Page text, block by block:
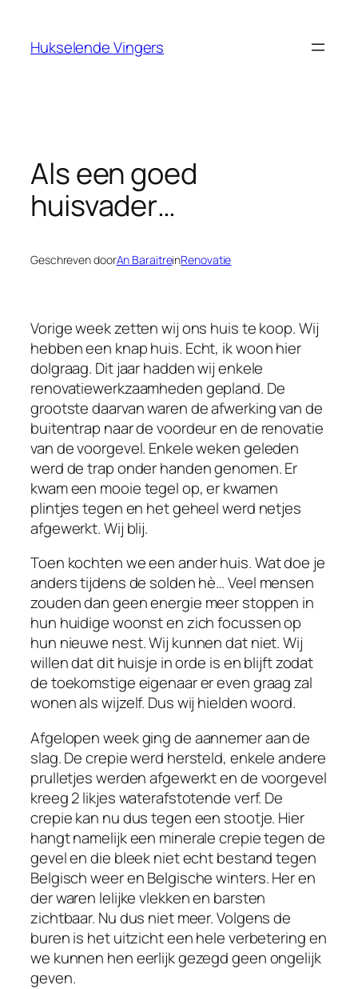
Hukselende Vingers
Als een goed
huisvader…
Geschreven doorAn BaraitreinRenovatie
Vorige week zetten wij ons huis te koop. Wij
hebben een knap huis. Echt, ik woon hier
dolgraag. Dit jaar hadden wij enkele
renovatiewerkzaamheden gepland. De
grootste daarvan waren de afwerking van de
buitentrap naar de voordeur en de renovatie
van de voorgevel. Enkele weken geleden
werd de trap onder handen genomen. Er
kwam een mooie tegel op, er kwamen
plintjes tegen en het geheel werd netjes
afgewerkt. Wij blij.
Toen kochten we een ander huis. Wat doe je
anders tijdens de solden hè… Veel mensen
zouden dan geen energie meer stoppen in
hun huidige woonst en zich focussen op
hun nieuwe nest. Wij kunnen dat niet. Wij
willen dat dit huisje in orde is en blijft zodat
de toekomstige eigenaar er even graag zal
wonen als wijzelf. Dus wij hielden woord.
Afgelopen week ging de aannemer aan de
slag. De crepie werd hersteld, enkele andere
prulletjes werden afgewerkt en de voorgevel
kreeg 2 likjes waterafstotende verf. De
crepie kan nu dus tegen een stootje. Hier
hangt namelijk een minerale crepie tegen de
gevel en die bleek niet echt bestand tegen
Belgisch weer en Belgische winters. Her en
der waren lelijke vlekken en barsten
zichtbaar. Nu dus niet meer. Volgens de
buren is het uitzicht een hele verbetering en
we kunnen hen eerlijk gezegd geen ongelijk
geven.